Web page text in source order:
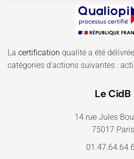
La certification qualité a été
catégories d'actions suivantes :
Le CidB
14 rue Jules
75017 Paris